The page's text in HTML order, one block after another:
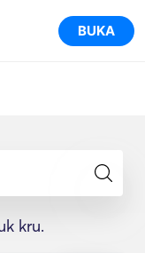
BUKA
kru.